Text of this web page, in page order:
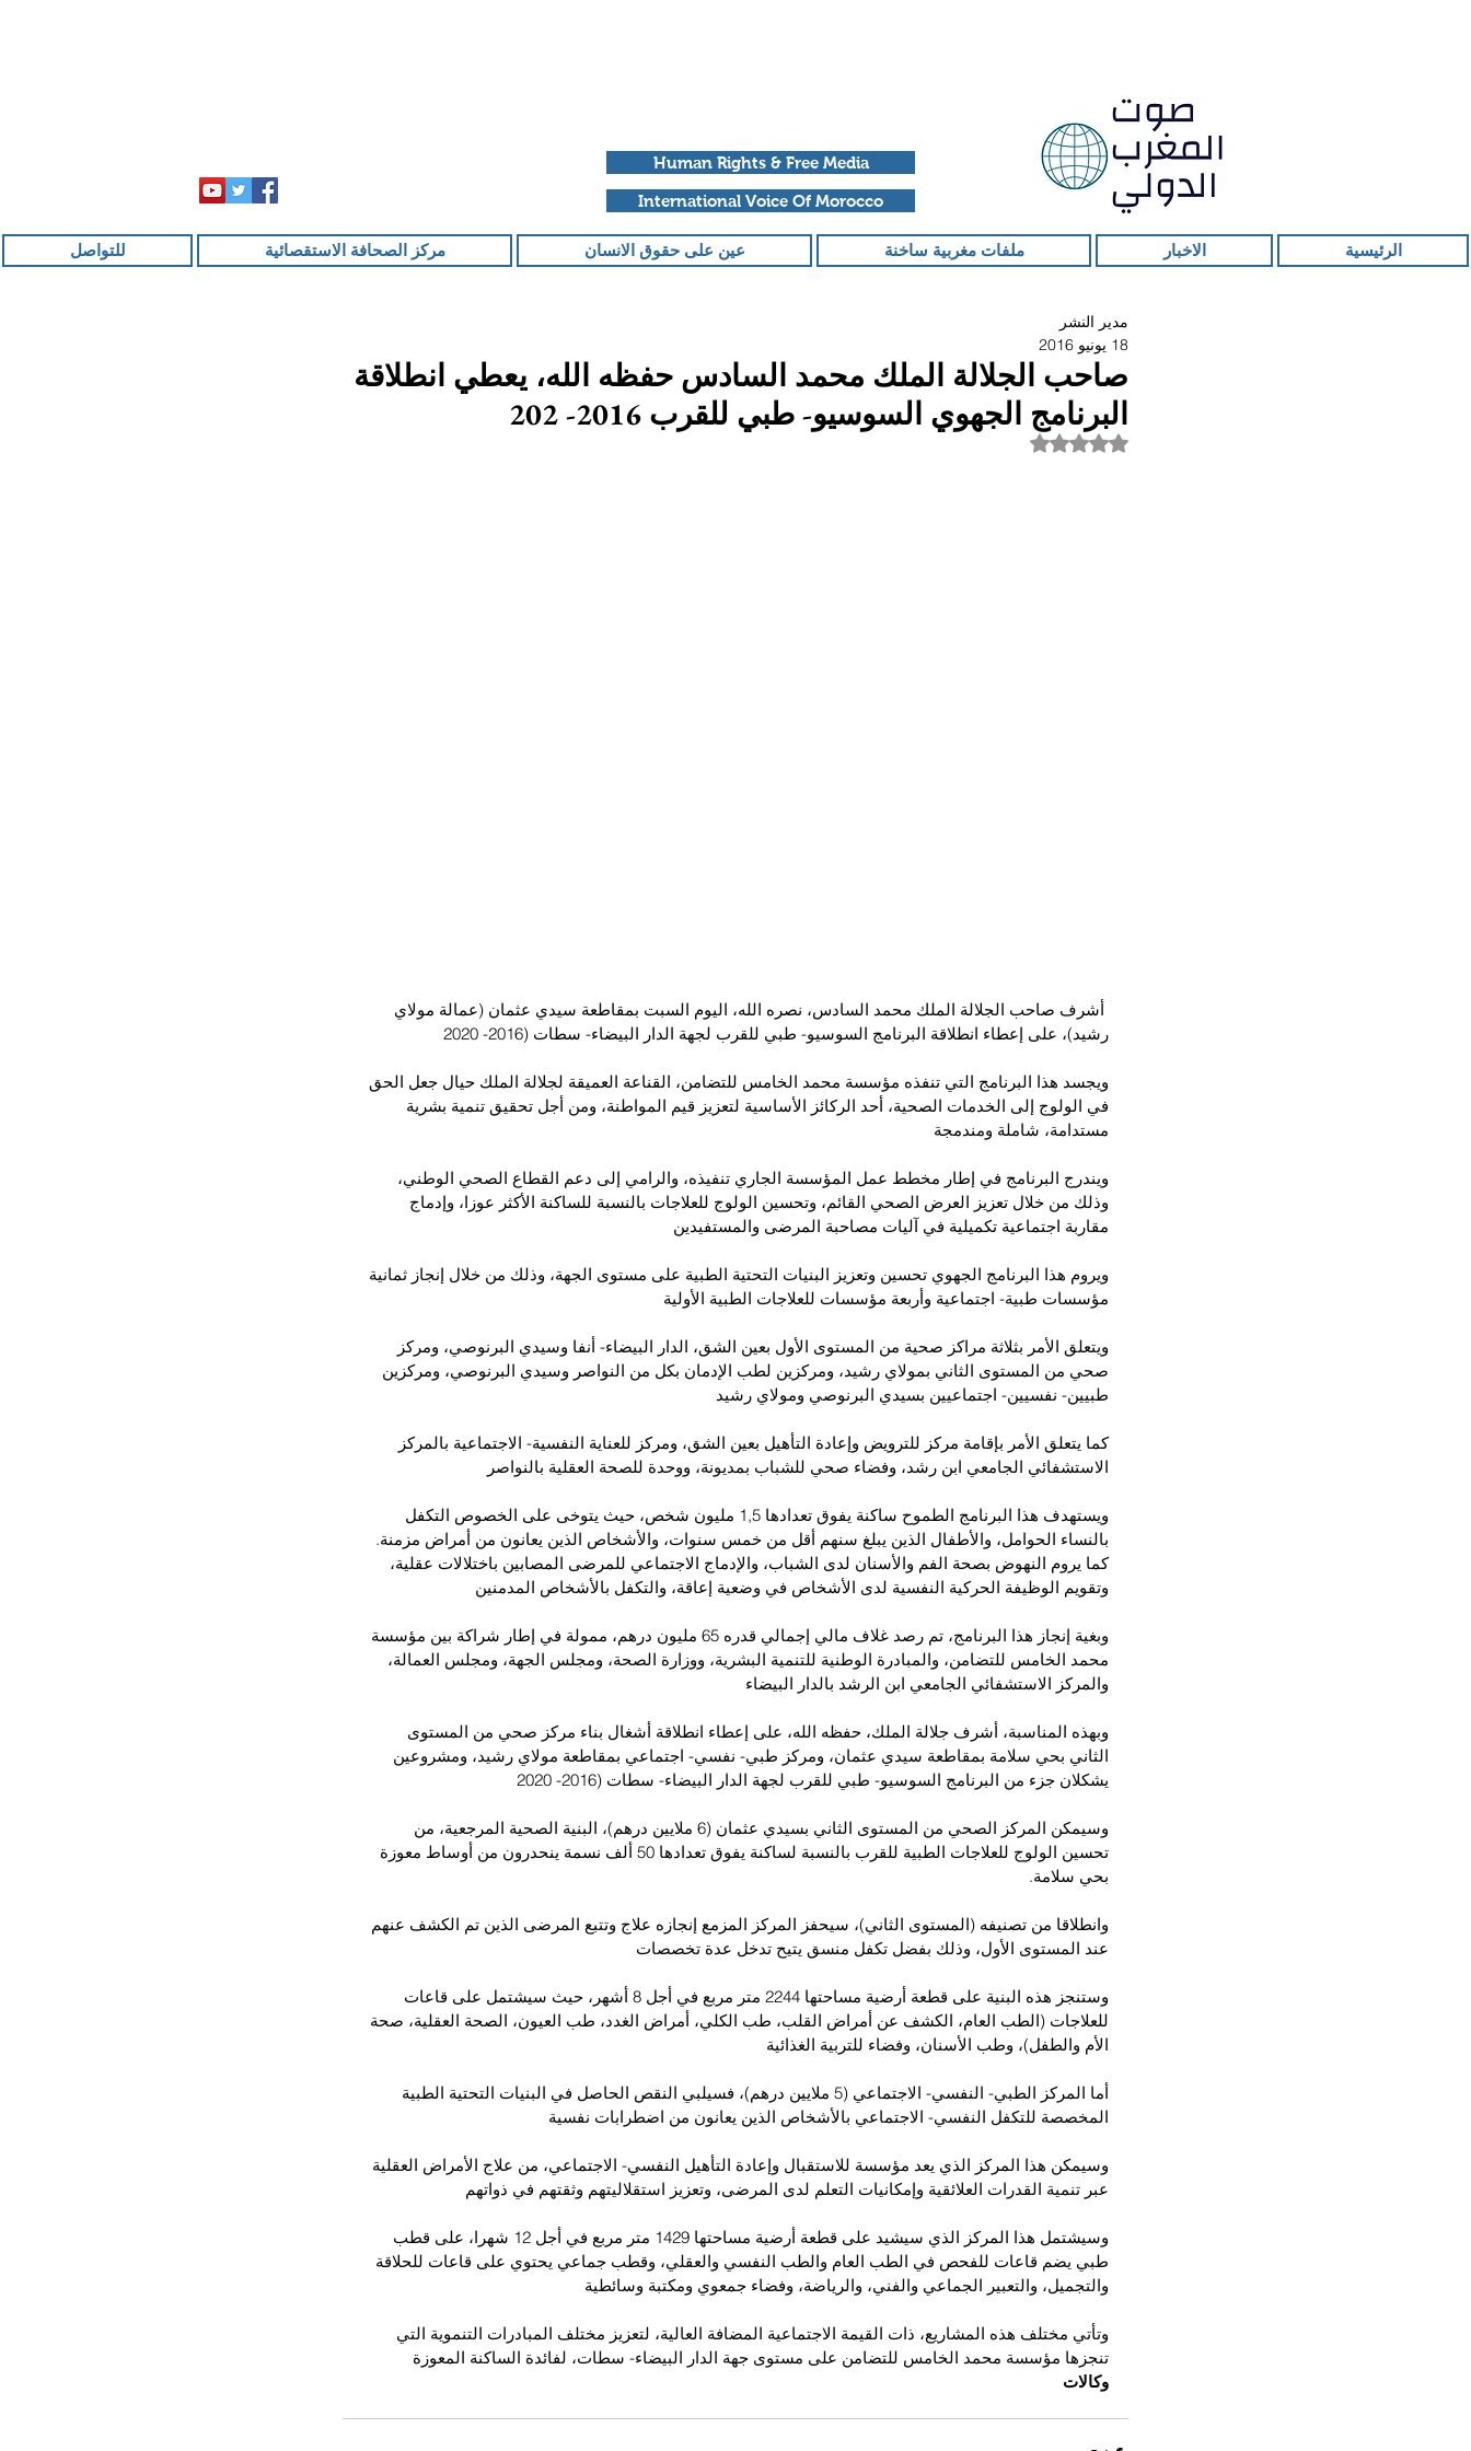
Human Rights & Free Media
International Voice Of Morocco
الرئيسية الاخبار ملفات مغربية ساخنة عين على حقوق الانسان مركز الصحافة الاستقصائية للتواصل
صاحب الجلالة الملك محمد السادس حفظه الله، يعطي انطلاقة
البرنامج الجهوي السوسيو- طبي للقرب 2016- 202
مدير النشر
18 يونيو 2016
تم التقييم بـ ليس رقمًا من أصل 5 نجوم.
أشرف صاحب الجلالة الملك محمد السادس، نصره الله، اليوم السبت بمقاطعة سيدي عثمان (عمالة مولاي
رشيد)، على إعطاء انطلاقة البرنامج السوسيو- طبي للقرب لجهة الدار البيضاء- سطات (2016- 2020
ويجسد هذا البرنامج التي تنفذه مؤسسة محمد الخامس للتضامن، القناعة العميقة لجلالة الملك حيال جعل الحق
في الولوج إلى الخدمات الصحية، أحد الركائز الأساسية لتعزيز قيم المواطنة، ومن أجل تحقيق تنمية بشرية
مستدامة، شاملة ومندمجة
ويندرج البرنامج في إطار مخطط عمل المؤسسة الجاري تنفيذه، والرامي إلى دعم القطاع الصحي الوطني،
وذلك من خلال تعزيز العرض الصحي القائم، وتحسين الولوج للعلاجات بالنسبة للساكنة الأكثر عوزا، وإدماج
مقاربة اجتماعية تكميلية في آليات مصاحبة المرضى والمستفيدين
ويروم هذا البرنامج الجهوي تحسين وتعزيز البنيات التحتية الطبية على مستوى الجهة، وذلك من خلال إنجاز ثمانية
مؤسسات طبية- اجتماعية وأربعة مؤسسات للعلاجات الطبية الأولية
ويتعلق الأمر بثلاثة مراكز صحية من المستوى الأول بعين الشق، الدار البيضاء- أنفا وسيدي البرنوصي، ومركز
صحي من المستوى الثاني بمولاي رشيد، ومركزين لطب الإدمان بكل من النواصر وسيدي البرنوصي، ومركزين
طبيين- نفسيين- اجتماعيين بسيدي البرنوصي ومولاي رشيد
كما يتعلق الأمر بإقامة مركز للترويض وإعادة التأهيل بعين الشق، ومركز للعناية النفسية- الاجتماعية بالمركز
الاستشفائي الجامعي ابن رشد، وفضاء صحي للشباب بمديونة، ووحدة للصحة العقلية بالنواصر
ويستهدف هذا البرنامج الطموح ساكنة يفوق تعدادها 1,5 مليون شخص، حيث يتوخى على الخصوص التكفل
بالنساء الحوامل، والأطفال الذين يبلغ سنهم أقل من خمس سنوات، والأشخاص الذين يعانون من أمراض مزمنة.
كما يروم النهوض بصحة الفم والأسنان لدى الشباب، والإدماج الاجتماعي للمرضى المصابين باختلالات عقلية،
وتقويم الوظيفة الحركية النفسية لدى الأشخاص في وضعية إعاقة، والتكفل بالأشخاص المدمنين
وبغية إنجاز هذا البرنامج، تم رصد غلاف مالي إجمالي قدره 65 مليون درهم، ممولة في إطار شراكة بين مؤسسة
محمد الخامس للتضامن، والمبادرة الوطنية للتنمية البشرية، ووزارة الصحة، ومجلس الجهة، ومجلس العمالة،
والمركز الاستشفائي الجامعي ابن الرشد بالدار البيضاء
وبهذه المناسبة، أشرف جلالة الملك، حفظه الله، على إعطاء انطلاقة أشغال بناء مركز صحي من المستوى
الثاني بحي سلامة بمقاطعة سيدي عثمان، ومركز طبي- نفسي- اجتماعي بمقاطعة مولاي رشيد، ومشروعين
يشكلان جزء من البرنامج السوسيو- طبي للقرب لجهة الدار البيضاء- سطات (2016- 2020
وسيمكن المركز الصحي من المستوى الثاني بسيدي عثمان (6 ملايين درهم)، البنية الصحية المرجعية، من
تحسين الولوج للعلاجات الطبية للقرب بالنسبة لساكنة يفوق تعدادها 50 ألف نسمة ينحدرون من أوساط معوزة
بحي سلامة.
وانطلاقا من تصنيفه (المستوى الثاني)، سيحفز المركز المزمع إنجازه علاج وتتبع المرضى الذين تم الكشف عنهم
عند المستوى الأول، وذلك بفضل تكفل منسق يتيح تدخل عدة تخصصات
وستنجز هذه البنية على قطعة أرضية مساحتها 2244 متر مربع في أجل 8 أشهر، حيث سيشتمل على قاعات
للعلاجات (الطب العام، الكشف عن أمراض القلب، طب الكلي، أمراض الغدد، طب العيون، الصحة العقلية، صحة
الأم والطفل)، وطب الأسنان، وفضاء للتربية الغذائية
أما المركز الطبي- النفسي- الاجتماعي (5 ملايين درهم)، فسيلبي النقص الحاصل في البنيات التحتية الطبية
المخصصة للتكفل النفسي- الاجتماعي بالأشخاص الذين يعانون من اضطرابات نفسية
وسيمكن هذا المركز الذي يعد مؤسسة للاستقبال وإعادة التأهيل النفسي- الاجتماعي، من علاج الأمراض العقلية
عبر تنمية القدرات العلائقية وإمكانيات التعلم لدى المرضى، وتعزيز استقلاليتهم وثقتهم في ذواتهم
وسيشتمل هذا المركز الذي سيشيد على قطعة أرضية مساحتها 1429 متر مربع في أجل 12 شهرا، على قطب
طبي يضم قاعات للفحص في الطب العام والطب النفسي والعقلي، وقطب جماعي يحتوي على قاعات للحلاقة
والتجميل، والتعبير الجماعي والفني، والرياضة، وفضاء جمعوي ومكتبة وسائطية
وتأتي مختلف هذه المشاريع، ذات القيمة الاجتماعية المضافة العالية، لتعزيز مختلف المبادرات التنموية التي
تنجزها مؤسسة محمد الخامس للتضامن على مستوى جهة الدار البيضاء- سطات، لفائدة الساكنة المعوزة
وكالات